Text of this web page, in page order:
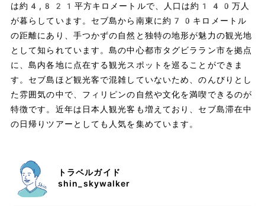
は約4,821平方キロメートルで、人口は約140万人
が暮らしています。セブ島から南東に約70キロメートル
の距離にあり、手つかずの自然と独特の地形が魅力の観光地
として知られています。島の中心都市タグビララン市を拠点
に、島内各地に点在する観光スポットを巡ることができま
す。セブ島ほど観光客で混雑していないため、のんびりとし
た雰囲気の中で、フィリピンの自然や文化を満喫できるのが
特徴です。近年は日本人観光客も増えており、セブ島滞在中
の日帰りツアーとしても人気を集めています。
トラベルガイド
shin_skywalker